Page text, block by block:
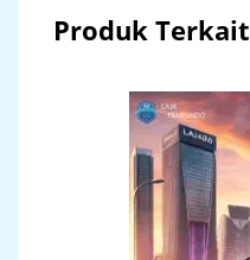
Produk Terkait